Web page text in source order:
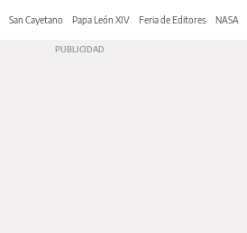
San Cayetano Papa León XIV Feria de Editores NASA